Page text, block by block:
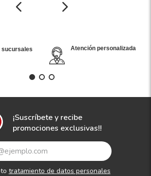
sucursales Atención personalizada
¡Suscríbete y recibe
promociones exclusivas!!
tratamiento de datos personales